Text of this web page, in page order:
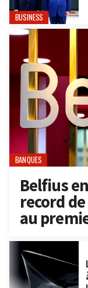
BUSINESS
BANQUES
Belfius
record
au